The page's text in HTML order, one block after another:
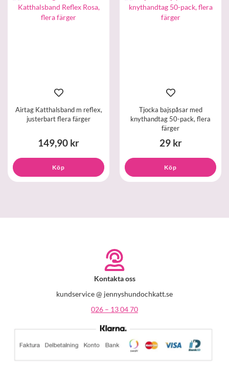
Airtag Katthalsband m reflex,
justerbart flera färger
149,90 kr
Köp
Tjocka bajspåsar med
knythandtag 50-pack, flera
färger
29 kr
Köp
Kontakta oss
kundservice @ jennyshundochkatt.se
026 – 13 04 70